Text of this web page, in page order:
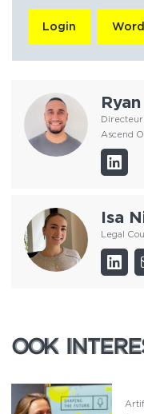
Login
Ascend
Isa
Legal
OOK
OOK